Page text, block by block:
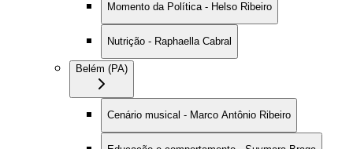
Momento da Política - Helso Ribeiro
Nutrição - Raphaella Cabral
Belém (PA)
Cenário musical - Marco Antônio Ribeiro